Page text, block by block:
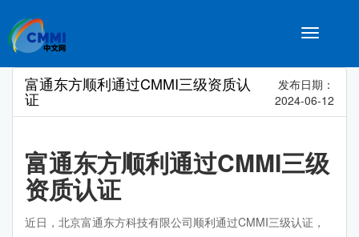
Toggle
富通东方顺利通过CMMI三级资质认
证
发布日期：
2024-06-12
富通东方顺利通过CMMI三级
资质认证
近日，北京富通东方科技有限公司顺利通过CMMI三级认证，